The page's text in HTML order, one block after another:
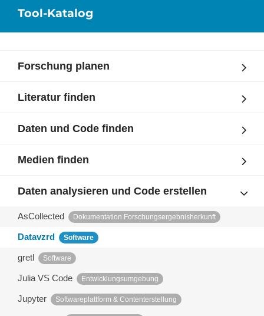
Tool-Katalog
Forschung planen
Literatur finden
Daten und Code finden
Medien finden
Daten analysieren und Code erstellen
AsCollected Dokumentation Forschungsergebnisherkunft
Datavzrd Software
gretl Software
Julia VS Code Entwicklungsumgebung
Jupyter Softwareplattform & Contenterstellung